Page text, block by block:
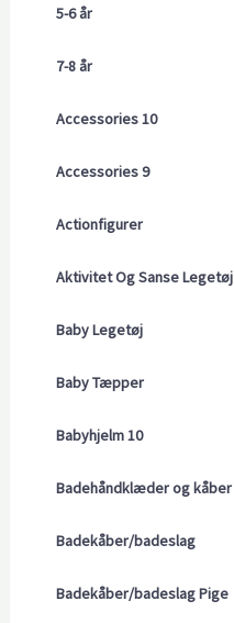
5-6 år
7-8 år
Accessories 10
Accessories 9
Actionfigurer
Aktivitet Og Sanse Legetøj
Baby Legetøj
Baby Tæpper
Babyhjelm 10
Badehåndklæder og kåber
Badekåber/badeslag
Badekåber/badeslag Pige